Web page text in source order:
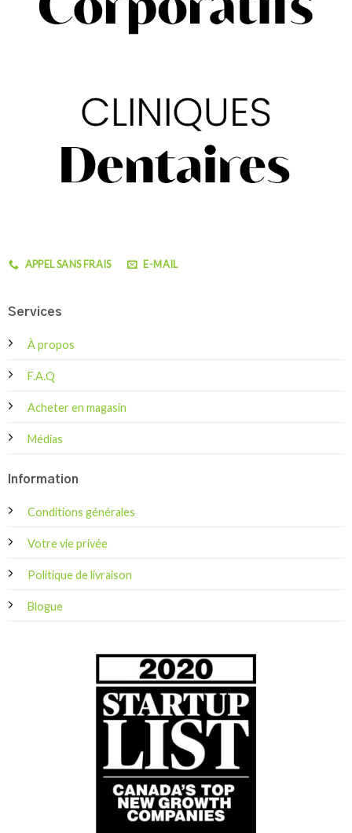
APPEL SANS FRAIS E-MAIL
Services
À propos
F.A.Q
Acheter en magasin
Médias
Information
Conditions générales
Votre vie privée
Politique de livraison
Blogue